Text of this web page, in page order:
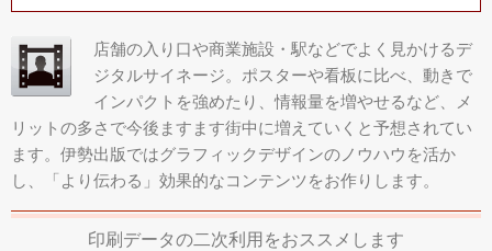
パートナーシップ
お問い合わせ
サイトマップ
店舗の入り口や商業施設・駅などでよく見かけるデ
ジタルサイネージ。ポスターや看板に比べ、動きで
インパクトを強めたり、情報量を増やせるなど、メ
リットの多さで今後ますます街中に増えていくと予想されてい
ます。伊勢出版ではグラフィックデザインのノウハウを活か
し、「より伝わる」効果的なコンテンツをお作りします。
印刷データの二次利用をおススメします